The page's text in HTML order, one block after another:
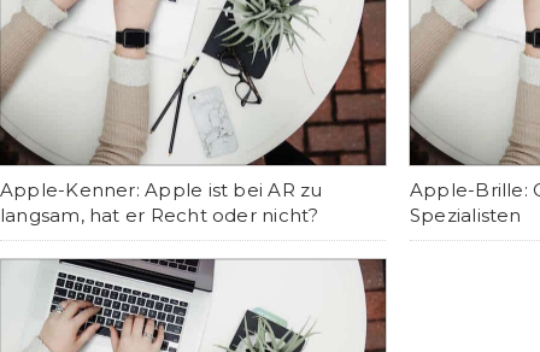
Apple-Kenner: Apple ist bei AR zu
langsam, hat er Recht oder nicht?
Apple-Brille:
Spezialisten